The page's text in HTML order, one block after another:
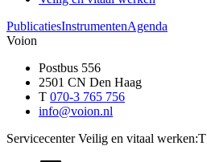
PublicatiesInstrumentenAgenda
Voion
Postbus 556
2501 CN Den Haag
T 070-3 765 756
info@voion.nl
Servicecenter Veilig en vitaal werken:T